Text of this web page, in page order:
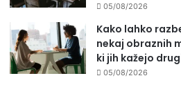
05/08/2026
Kako lahko
nekaj obraznih
ki jih kažejo
05/08/2026